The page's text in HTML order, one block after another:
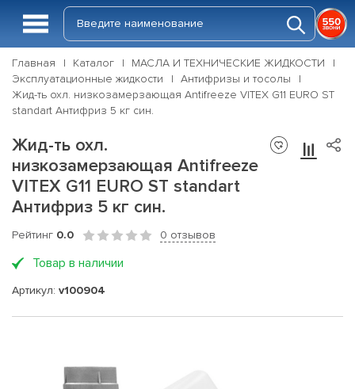
Главная Каталог
МАСЛА И ТЕХНИЧЕСКИЕ ЖИДКОСТИ
Эксплуатационные жидкости
Антифризы и тосолы
Жид-ть охл. низкозамерзающая Antifreeze VITEX G11 EURO ST
standart Антифриз 5 кг син.
Жид-ть охл.
низкозамерзающая Antifreeze
VITEX G11 EURO ST standart
Антифриз 5 кг син.
Рейтинг 0.0 0 отзывов
Товар в наличии
Артикул: v100904